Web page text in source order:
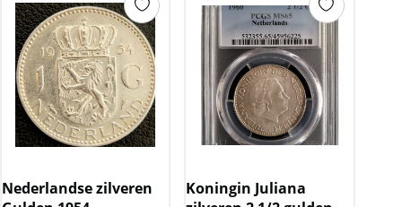
Nederlandse zilveren
Koningin Juliana